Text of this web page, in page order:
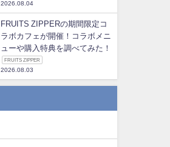
2026.08.04
FRUITS ZIPPERの期間限定コ
ラボカフェが開催！コラボメニ
ューや購入特典を調べてみた！
FRUITS ZIPPER
2026.08.03